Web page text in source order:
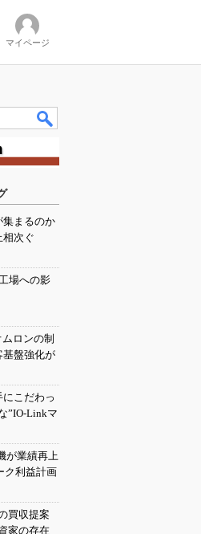
マイページ
集まるのか
次ぐ
場への影
ロンの制
基盤強化が
こだわっ
”IO-Linkマ
が業績再上
ク利益計画
買収提案
家の存在